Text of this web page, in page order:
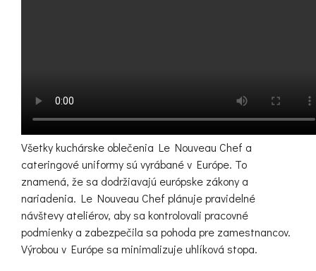
Všetky kuchárske oblečenia Le Nouveau Chef a
cateringové uniformy sú vyrábané v Európe. To
znamená, že sa dodržiavajú európske zákony a
nariadenia. Le Nouveau Chef plánuje pravidelné
návštevy ateliérov, aby sa kontrolovali pracovné
podmienky a zabezpečila sa pohoda pre zamestnancov.
Výrobou v Európe sa minimalizuje uhlíková stopa.